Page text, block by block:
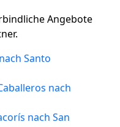
Angebote
Santo
nach
nach San